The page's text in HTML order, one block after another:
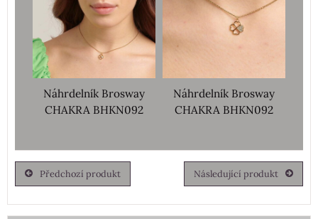
Náhrdelník Brosway
CHAKRA BHKN092
Náhrdelník Brosway
CHAKRA BHKN092
Předchozí produkt Následující produkt